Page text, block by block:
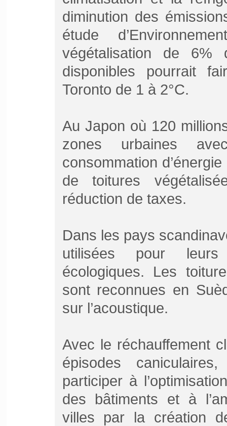
diminution des
étude
végétalisation de
disponibles pourrait
Toronto de 1 à 2°C.
Au Japon où 120
zones urbaines
consommation
de toitures
réduction de taxes.
Dans les pays
utilisées pour
écologiques. Les
sont reconnues en
sur l’acoustique.
Avec le réchauffement
épisodes
participer à
des bâtiments et à
villes par la création